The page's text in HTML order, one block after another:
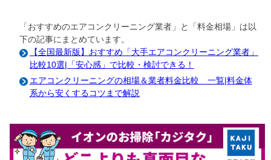
「おすすめのエアコンクリーニング業者」と「料金相場」は以
下の記事にまとめています。
【全国最新版】おすすめ「大手エアコンクリーニング業者」
比較10選|「安心感」で比較・検討できる！
エアコンクリーニングの相場＆業者料金比較 一覧|料金体
系から安くするコツまで解説